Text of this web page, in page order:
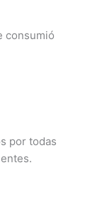
consumió
por todas